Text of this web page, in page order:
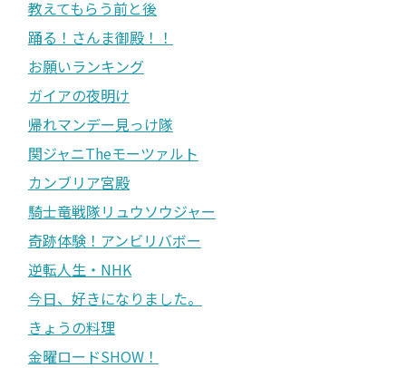
教えてもらう前と後
踊る！さんま御殿！！
お願いランキング
ガイアの夜明け
帰れマンデー見っけ隊
関ジャニTheモーツァルト
カンブリア宮殿
騎士竜戦隊リュウソウジャー
奇跡体験！アンビリバボー
逆転人生・NHK
今日、好きになりました。
きょうの料理
金曜ロードSHOW！